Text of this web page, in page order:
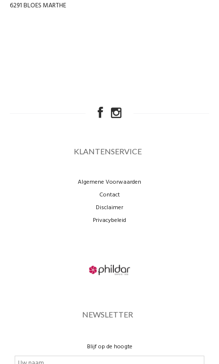
6291 BLOES MARTHE
KLANTENSERVICE
Algemene Voorwaarden
Contact
Disclaimer
Privacybeleid
NEWSLETTER
Blijf op de hoogte